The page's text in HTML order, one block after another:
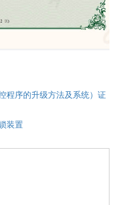
程序的升级方法及系统）证
装置